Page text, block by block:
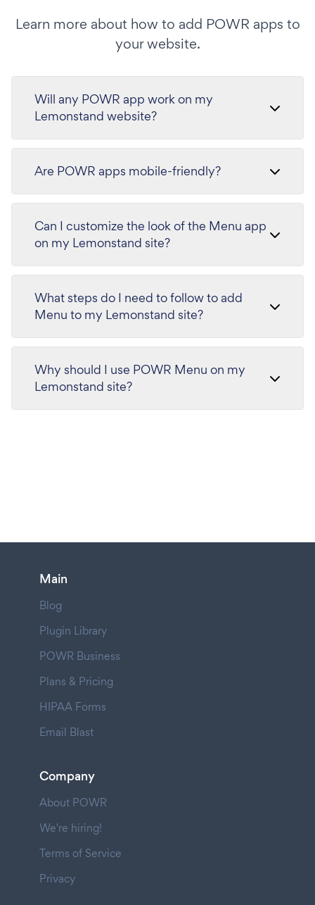
Learn more about how to add POWR apps to
your website.
Will any POWR app work on my
Lemonstand website?
Are POWR apps mobile-friendly?
Can I customize the look of the Menu app
on my Lemonstand site?
What steps do I need to follow to add
Menu to my Lemonstand site?
Why should I use POWR Menu on my
Lemonstand site?
Main
Blog
Plugin Library
POWR Business
Plans & Pricing
HIPAA Forms
Email Blast
Company
About POWR
We're hiring!
Terms of Service
Privacy